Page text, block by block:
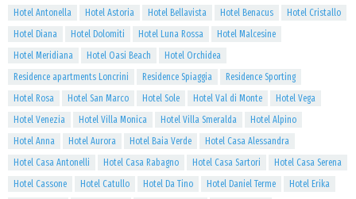
Hotel Antonella
Hotel Astoria Hotel Bellavista Hotel Benacus
Hotel Cristallo
Hotel Diana
Hotel Dolomiti Hotel Luna Rossa
Hotel Malcesine
Hotel Meridiana
Hotel Oasi Beach
Hotel Orchidea
Residence apartments Loncrini
Residence Spiaggia
Residence Sporting
Hotel Rosa
Hotel San Marco Hotel Sole Hotel Val di Monte
Hotel Vega
Hotel Venezia
Hotel Villa Monica Hotel Villa Smeralda
Hotel Alpino
Hotel Anna
Hotel Aurora Hotel Baia Verde
Hotel Casa Alessandra
Hotel Casa Antonelli
Hotel Casa Rabagno Hotel Casa Sartori
Hotel Casa Serena
Hotel Cassone
Hotel Catullo Hotel Da Tino Hotel Daniel Terme
Hotel Erika